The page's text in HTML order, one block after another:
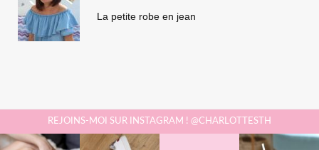
La petite robe en jean
REJOINS-MOI SUR INSTAGRAM ! @CHARLOTTESTH